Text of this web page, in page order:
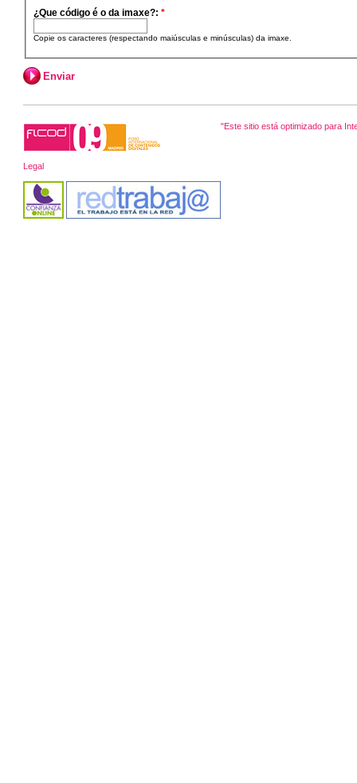
¿Que código é o da imaxe?: *
Copie os caracteres (respectando maiúsculas e minúsculas) da imaxe.
"Este sitio está optimizado para
Legal